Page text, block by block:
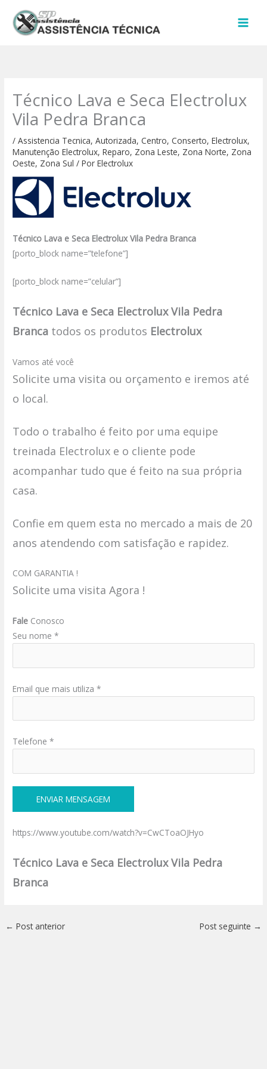
para
Técnico Lava e Seca Electrolux
Vila Pedra Branca
/Assistencia Tecnica,Autorizada,Centro,Conserto,Electrolux,
Manutenção Electrolux,Reparo, Zona Leste, Zona Norte, Zona
Oeste, Zona Sul / PorElectrolux
Técnico Lava e Seca Electrolux Vila Pedra Branca
[porto_block name=”telefone”]
[porto_block name=”celular”]
Técnico Lava e Seca Electrolux Vila Pedra
Branca todos os produtos Electrolux
Vamos até você
Solicite uma visita ou orçamento e iremos até
o local.
Todo o trabalho é feito por uma equipe
treinada Electrolux e o cliente pode
acompanhar tudo que é feito na sua própria
casa.
Confie em quem esta no mercado a mais de 20
anos atendendo com satisfação e rapidez.
COM GARANTIA !
Solicite uma visita Agora !
Fale Conosco
Seu nome *
Email que mais utiliza *
Telefone *
https://www.youtube.com/watch?v=CwCToaOJHyo
Técnico Lava e Seca Electrolux Vila Pedra
Branca
← Post anterior Post seguinte →